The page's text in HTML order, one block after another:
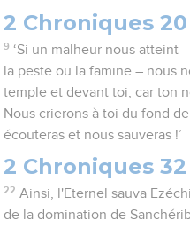
2 Chroniques 20
9 ‘Si un malheur nous atteint
la peste ou la famine – nous
temple et devant toi, car ton
Nous crierons à toi du fond
écouteras et nous sauveras !’
2 Chroniques 32
22 Ainsi, l'Eternel sauva
de la domination de